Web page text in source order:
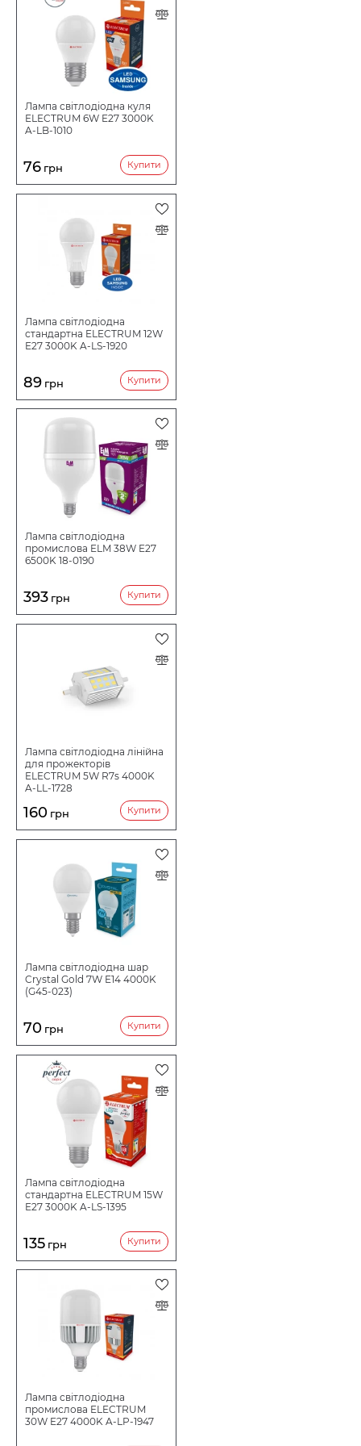
Лампа світлодіодна куля
ELECTRUM 6W E27 3000K
A-LB-1010
76 грн Купити
Лампа світлодіодна
стандартна ELECTRUM 12W
E27 3000K A-LS-1920
89 грн Купити
Лампа світлодіодна
промислова ELM 38W E27
6500K 18-0190
393 грн Купити
Лампа світлодіодна лінійна
для прожекторів
ELECTRUM 5W R7s 4000K
A-LL-1728
160 грн Купити
Лампа світлодіодна шар
Crystal Gold 7W E14 4000K
(G45-023)
70 грн Купити
Лампа світлодіодна
стандартна ELECTRUM 15W
E27 3000K A-LS-1395
135 грн Купити
Лампа світлодіодна
промислова ELECTRUM
30W E27 4000K A-LP-1947